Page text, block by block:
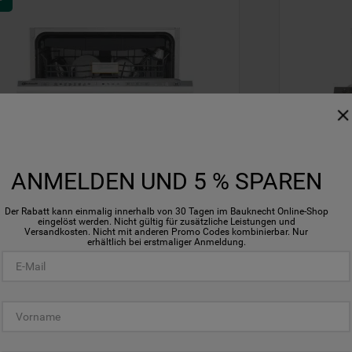
Vergleichen
VOLLINTEGRIERTER
MAXI - BKKR
IAXL2
Nur
ANMELDEN UND 5 % SPAREN
Der Rabatt kann einmalig innerhalb von 30 Tagen im Bauknecht Online-Shop
eingelöst werden. Nicht gültig für zusätzliche Leistungen und
Versandkosten. Nicht mit anderen Promo Codes kombinierbar. Nur
erhältlich bei erstmaliger Anmeldung.